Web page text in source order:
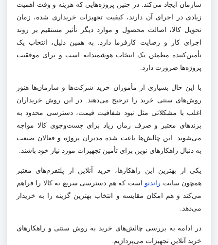
سازمان ایجاد می‌کند. در چنین پروژه‌هایی که هزینه و وقت اهمیت
زیادی در اجرای آن دارند، کیفیت تجهیزات خریداری شده، زمان
تحویل کالا، اصالت محصول و موارد دیگر تأثیر مستقیم بر روند
اجرای کار و رضایت کارفرما دارد. به همین دلیل، انتخاب یک
تأمین‌کننده مطمئن یک انتخاب هوشمندانه است و برای موفقیت
پروژه‌ها ضرورت دارد
با این حال بسیاری از مأموران خرید شرکت‌ها و سازمان‌ها هنوز
روش‌های سنتی خرید را ترجیح می‌دهند. در این روش خریداران
اغلب با مشکلاتی مثل نبود شفافیت قیمت، دسترسی محدود به
برندهای معتبر و صرف زمان زیاد برای جست‌وجوی کالا مواجه
می‌شوند. این چالش‌ها باعث شده مدیران پروژه و فعالان صنعت
به دنبال راهکارهای نوین برای تأمین تجهیزات مورد نیاز خود باشند.
یکی از بهترین این راهکارها، خرید آنلاین از پلتفرم‌های معتبر
همچون سایت راندنو است که هم دسترسی سریع به کالا را فراهم
می‌کند و هم امکان مقایسه و انتخاب بهترین گزینه را به خریدار
می‌دهد
در ادامه به بررسی چالش‌های خرید به روش سنتی و راهکارهای
خرید آنلاین تجهیزات می‌پردازیم.